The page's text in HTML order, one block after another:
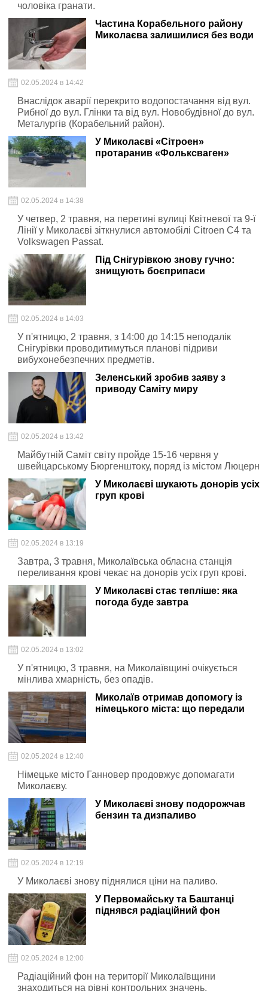
чоловіка гранати.
Частина Корабельного району
Миколаєва залишилися без води
02.05.2024 в 14:42
Внаслідок аварії перекрито водопостачання від вул.
Рибної до вул. Глінки та від вул. Новобудівної до вул.
Металургів (Корабельний район).
У Миколаєві «Сітроен»
протаранив «Фольксваген»
02.05.2024 в 14:38
У четвер, 2 травня, на перетині вулиці Квітневої та 9-ї
Лінії у Миколаєві зіткнулися автомобілі Citroen C4 та
Volkswagen Passat.
Під Снігурівкою знову гучно:
знищують боєприпаси
02.05.2024 в 14:03
У п'ятницю, 2 травня, з 14:00 до 14:15 неподалік
Снігурівки проводитимуться планові підриви
вибухонебезпечних предметів.
Зеленський зробив заяву з
приводу Саміту миру
02.05.2024 в 13:42
Майбутній Саміт світу пройде 15-16 червня у
швейцарському Бюргенштоку, поряд із містом Люцерн
У Миколаєві шукають донорів усіх
груп крові
02.05.2024 в 13:19
Завтра, 3 травня, Миколаївська обласна станція
переливання крові чекає на донорів усіх груп крові.
У Миколаєві стає тепліше: яка
погода буде завтра
02.05.2024 в 13:02
У п'ятницю, 3 травня, на Миколаївщині очікується
мінлива хмарність, без опадів.
Миколаїв отримав допомогу із
німецького міста: що передали
02.05.2024 в 12:40
Німецьке місто Ганновер продовжує допомагати
Миколаєву.
У Миколаєві знову подорожчав
бензин та дизпаливо
02.05.2024 в 12:19
У Миколаєві знову піднялися ціни на паливо.
У Первомайську та Баштанці
піднявся радіаційний фон
02.05.2024 в 12:00
Радіаційний фон на території Миколаївщини
знаходиться на рівні контрольних значень.